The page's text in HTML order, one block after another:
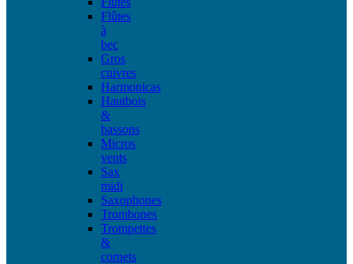
Flûtes
à
bec
Gros
cuivres
Harmonicas
Hautbois
&
bassons
Micros
vents
Sax
midi
Saxophones
Trombones
Trompettes
&
cornets